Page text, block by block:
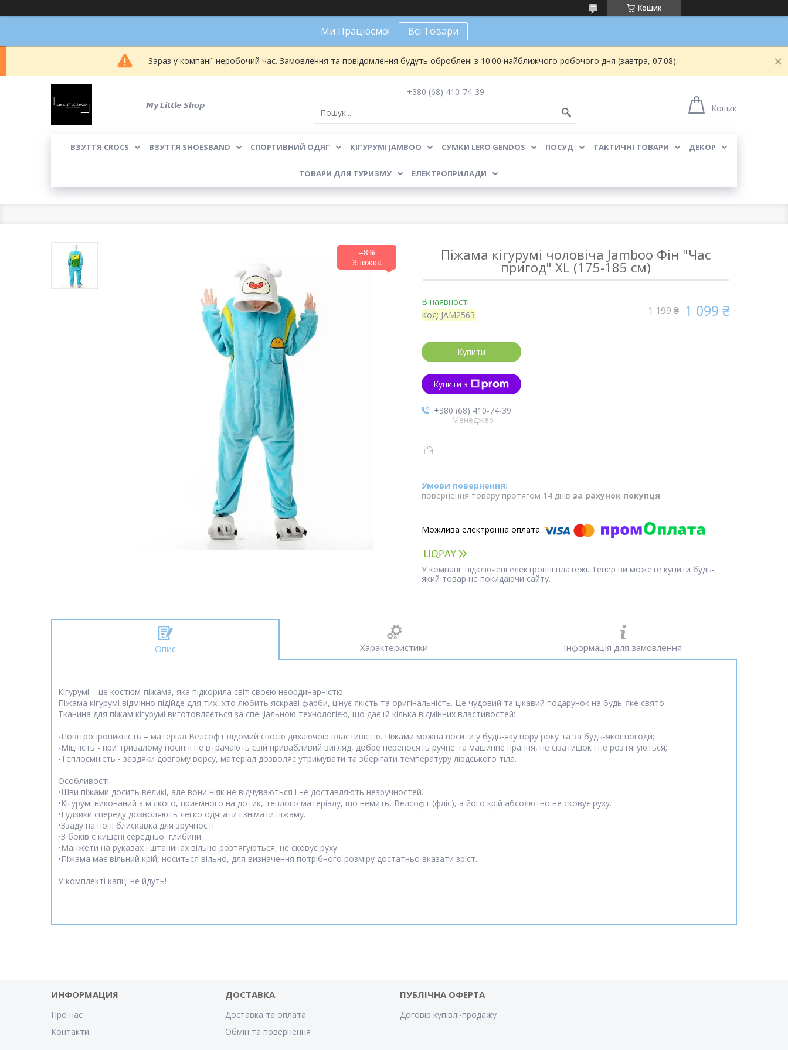
Кошик
Ми Працюємо! Всі Товари
Зараз у компанії неробочий час. Замовлення та повідомлення будуть оброблені з 10:00 найближчого робочого дня (завтра, 07.08).
𝙈𝙮 𝙇𝙞𝙩𝙩𝙡𝙚 𝙎𝙝𝙤𝙥
+380 (68) 410-74-39
Кошик
ВЗУТТЯ CROCS ВЗУТТЯ SHOESBAND СПОРТИВНИЙ ОДЯГ КІГУРУМІ JAMBOO СУМКИ LERO GENDOS ПОСУД ТАКТИЧНІ ТОВАРИ ДЕКОР
ТОВАРИ ДЛЯ ТУРИЗМУ ЕЛЕКТРОПРИЛАДИ
–8% Піжама кігурумі чоловіча Jamboo Фін "Час
пригод" XL (175-185 см)
В наявності
Код: JAM2563 1 199 ₴ 1 099 ₴
Купити
Купити з
+380 (68) 410-74-39
Менеджер
повернення товару протягом 14 днів за рахунок покупця
У компанії підключені електронні платежі. Тепер ви можете купити будь-
який товар не покидаючи сайту.
Опис Характеристики Інформація для замовлення
Кігурумі – це костюм-піжама, яка підкорила світ своєю неординарністю.
Піжама кігурумі відмінно підійде для тих, хто любить яскраві фарби, цінує якість та оригінальність. Це чудовий та цікавий подарунок на будь-яке свято.
Тканина для піжам кігурумі виготовляється за спеціальною технологією, що дає їй кілька відмінних властивостей:
-Повітропроникність – матеріал Велсофт відомий своєю дихаючою властивістю. Піжами можна носити у будь-яку пору року та за будь-якої погоди;
-Міцність - при тривалому носінні не втрачають свій привабливий вигляд, добре переносять ручне та машинне прання, не сізатишок і не розтягуються;
-Теплоємність - завдяки довгому ворсу, матеріал дозволяє утримувати та зберігати температуру людського тіла.
Особливості:
•Шви піжами досить великі, але вони ніяк не відчуваються і не доставляють незручностей.
•Кігурумі виконаний з м'якого, приємного на дотик, теплого матеріалу, що немить, Велсофт (фліс), а його крій абсолютно не сковує руху.
•Гудзики спереду дозволяють легко одягати і знімати піжаму.
•Ззаду на попі блискавка для зручності.
•З боків є кишені середньої глибини.
•Манжети на рукавах і штанинах вільно розтягуються, не сковує руху.
•Піжама має вільний крій, носиться вільно, для визначення потрібного розміру достатньо вказати зріст.
У комплекті капці не йдуть!
ИНФОРМАЦИЯ
Про нас
Контакти
ДОСТАВКА
Доставка та оплата
Обмін та повернення
ПУБЛІЧНА ОФЕРТА
Договір купівлі-продажу